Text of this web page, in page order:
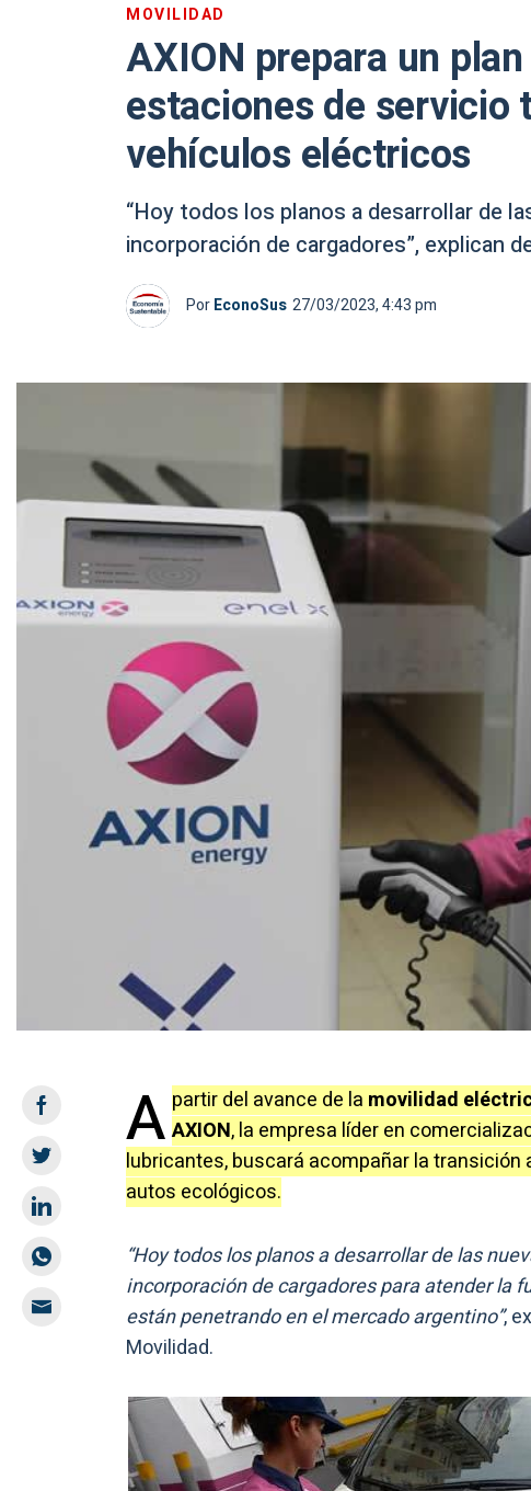
MOVILIDAD
AXION prepara un
estaciones de servicio
vehículos eléctricos
“Hoy todos los planos a desarrollar de
incorporación de cargadores”, explican
PorEconoSus 27/03/2023, 4:43 pm
A partir del avance de la movilidad
AXION, la empresa líder en
lubricantes, buscará acompañar la
autos ecológicos.
“Hoy todos los planos a desarrollar de las
incorporación de cargadores para atender la
están penetrando en el mercado argentino”,
Movilidad.